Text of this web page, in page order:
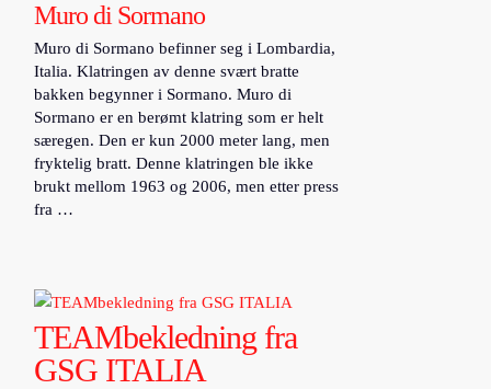
Muro di Sormano
Muro di Sormano befinner seg i Lombardia,
Italia. Klatringen av denne svært bratte
bakken begynner i Sormano. Muro di
Sormano er en berømt klatring som er helt
særegen. Den er kun 2000 meter lang, men
fryktelig bratt. Denne klatringen ble ikke
brukt mellom 1963 og 2006, men etter press
fra …
TEAMbekledning fra
GSG ITALIA